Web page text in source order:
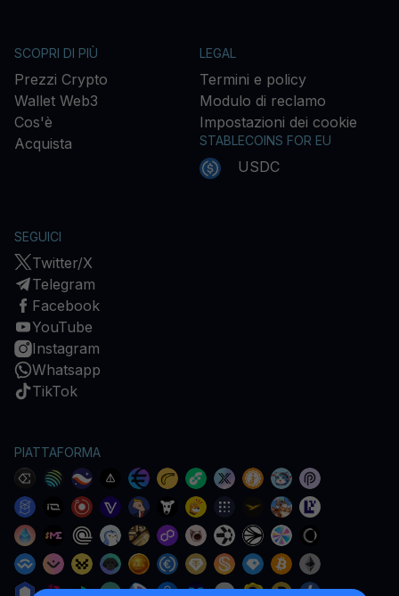
SCOPRI DI PIÙ
Prezzi Crypto
Wallet Web3
Cos'è
Acquista
LEGAL
Termini e policy
Modulo di reclamo
Impostazioni dei cookie
STABLECOINS FOR EU
USDC
SEGUICI
Twitter/X
Telegram
Facebook
YouTube
Instagram
Whatsapp
TikTok
PIATTAFORMA